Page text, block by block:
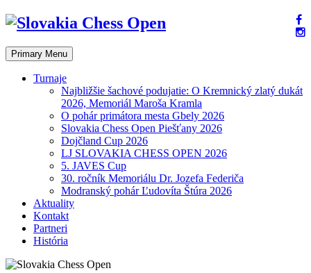
Skip
content
Primary Menu
Turnaje
Najbližšie šachové podujatie: O Kremnický zlatý dukát
2026, Memoriál Maroša Kramla
O pohár primátora mesta Gbely 2026
Slovakia Chess Open Piešťany 2026
Dojčland Cup 2026
LJ SLOVAKIA CHESS OPEN 2026
5. JAVES Cup
30. ročník Memoriálu Dr. Jozefa Federiča
Modranský pohár Ľudovíta Štúra 2026
Aktuality
Kontakt
Partneri
História